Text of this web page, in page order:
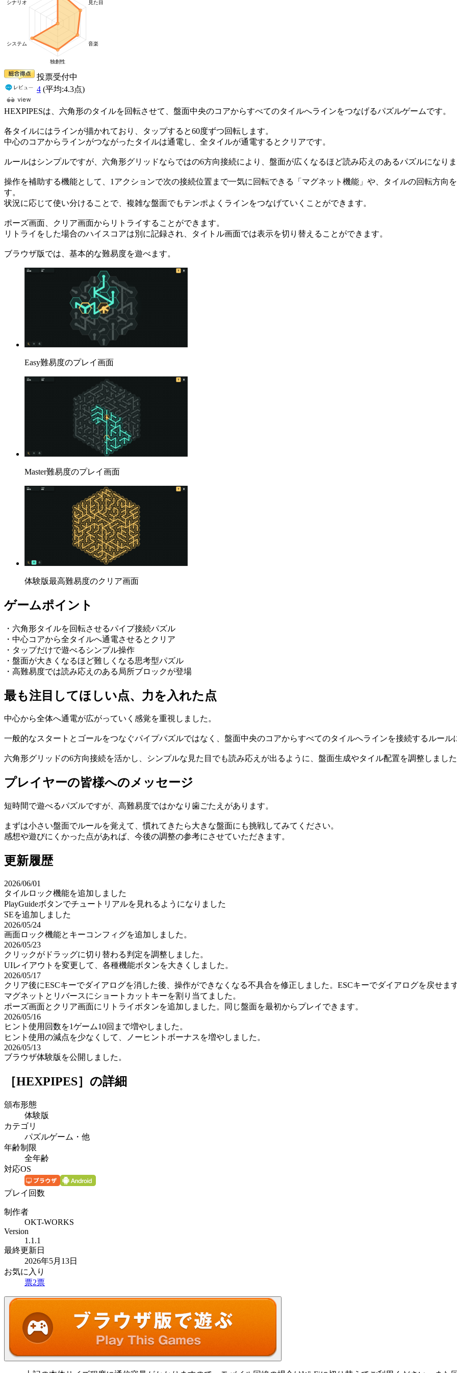
投票受付中
4 (平均:4.3点)
HEXPIPESは、六角形のタイルを回転させて、盤面中央のコアからすべてのタイルへラインをつなげるパズルゲームです。
各タイルにはラインが描かれており、タップすると60度ずつ回転します。
中心のコアからラインがつながったタイルは通電し、全タイルが通電するとクリアです。
ルールはシンプルですが、六角形グリッドならではの6方向接続により、盤面が広くなるほど読み応えのあるパズルになりま
操作を補助する機能として、1アクションで次の接続位置まで一気に回転できる「マグネット機能」や、タイルの回転方向
す。
状況に応じて使い分けることで、複雑な盤面でもテンポよくラインをつなげていくことができます。
ポーズ画面、クリア画面からリトライすることができます。
リトライをした場合のハイスコアは別に記録され、タイトル画面では表示を切り替えることができます。
ブラウザ版では、基本的な難易度を遊べます。
Easy難易度のプレイ画面
Master難易度のプレイ画面
体験版最高難易度のクリア画面
ゲームポイント
・六角形タイルを回転させるパイプ接続パズル
・中心コアから全タイルへ通電させるとクリア
・タップだけで遊べるシンプル操作
・盤面が大きくなるほど難しくなる思考型パズル
・高難易度では読み応えのある局所ブロックが登場
最も注目してほしい点、力を入れた点
中心から全体へ通電が広がっていく感覚を重視しました。
一般的なスタートとゴールをつなぐパイプパズルではなく、盤面中央のコアからすべてのタイルへラインを接続するルール
六角形グリッドの6方向接続を活かし、シンプルな見た目でも読み応えが出るように、盤面生成やタイル配置を調整しました
プレイヤーの皆様へのメッセージ
短時間で遊べるパズルですが、高難易度ではかなり歯ごたえがあります。
まずは小さい盤面でルールを覚えて、慣れてきたら大きな盤面にも挑戦してみてください。
感想や遊びにくかった点があれば、今後の調整の参考にさせていただきます。
更新履歴
2026/06/01
タイルロック機能を追加しました
PlayGuideボタンでチュートリアルを見れるようになりました
SEを追加しました
2026/05/24
画面ロック機能とキーコンフィグを追加しました。
2026/05/23
クリックがドラッグに切り替わる判定を調整しました。
UIレイアウトを変更して、各種機能ボタンを大きくしました。
2026/05/17
クリア後にESCキーでダイアログを消した後、操作ができなくなる不具合を修正しました。ESCキーでダイアログを戻せます
マグネットとリバースにショートカットキーを割り当てました。
ポーズ画面とクリア画面にリトライボタンを追加しました。同じ盤面を最初からプレイできます。
2026/05/16
ヒント使用回数を1ゲーム10回まで増やしました。
ヒント使用の減点を少なくして、ノーヒントボーナスを増やしました。
2026/05/13
ブラウザ体験版を公開しました。
［HEXPIPES］ の詳細
頒布形態
体験版
カテゴリ
パズルゲーム・他
年齢制限
全年齢
対応OS
プレイ回数
制作者
OKT-WORKS
Version
1.1.1
最終更新日
2026年5月13日
お気に入り
票2票